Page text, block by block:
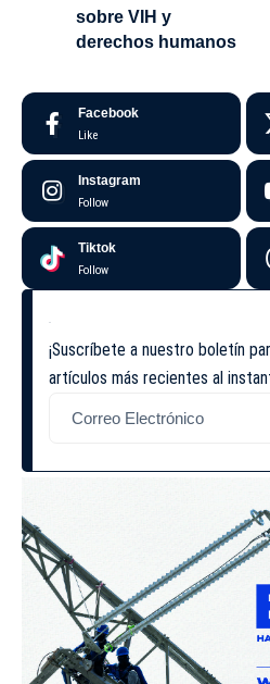
sobre VIH y
derechos humanos
Facebook
Like
Instagram
Follow
Tiktok
Follow
¡Suscríbete a nuestro boletín
artículos más recientes al